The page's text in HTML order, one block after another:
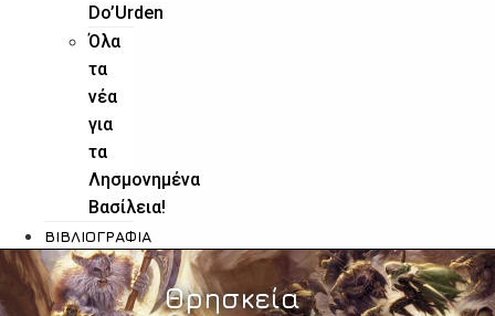
Do’Urden
Όλα
τα
νέα
για
τα
Λησμονημένα
Βασίλεια!
ΒΙΒΛΙΟΓΡΑΦΊΑ
Θρησκεία